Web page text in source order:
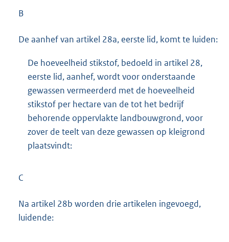
B
De aanhef van artikel 28a, eerste lid, komt te luiden:
De hoeveelheid stikstof, bedoeld in artikel 28,
eerste lid, aanhef, wordt voor onderstaande
gewassen vermeerderd met de hoeveelheid
stikstof per hectare van de tot het bedrijf
behorende oppervlakte landbouwgrond, voor
zover de teelt van deze gewassen op kleigrond
plaatsvindt:
C
Na artikel 28b worden drie artikelen ingevoegd,
luidende: